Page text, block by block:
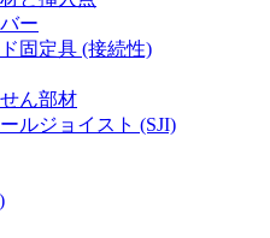
ー
固定具 (接続性)
ん部材
ルジョイスト (SJI)